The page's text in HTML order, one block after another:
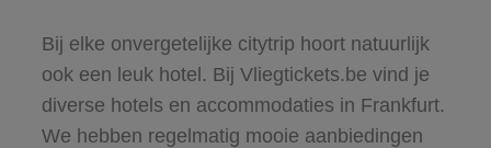
Bij elke onvergetelijke citytrip hoort natuurlijk
ook een leuk hotel. Bij Vliegtickets.be vind je
diverse hotels en accommodaties in Frankfurt.
We hebben regelmatig mooie aanbiedingen